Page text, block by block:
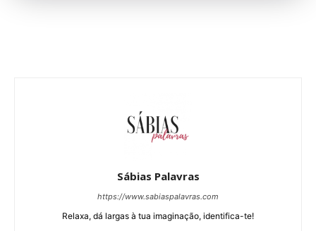
Sábias Palavras
https://www.sabiaspalavras.com
Relaxa, dá largas à tua imaginação, identifica-te!